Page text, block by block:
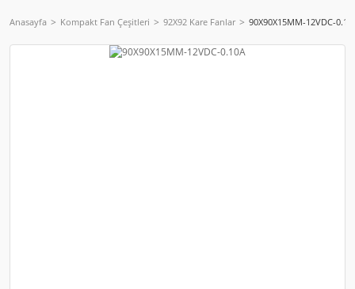
Anasayfa Kompakt Fan Çeşitleri 92X92 Kare Fanlar 90X90X15MM-12VDC-